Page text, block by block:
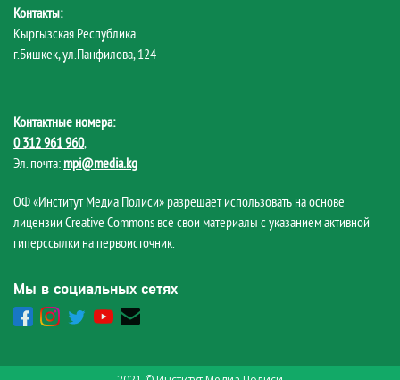
Контакты:
Кыргызская Республика
г.Бишкек, ул.Панфилова, 124
Контактные номера:
0 312 961 960,
Эл. почта: mpi@media.kg
ОФ «Институт Медиа Полиси» разрешает использовать на основе
лицензии Creative Commons все свои материалы с указанием активной
гиперссылки на первоисточник.
Мы в социальных сетях